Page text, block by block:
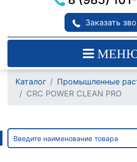
Заказать
Каталог
Промышленные
CRC POWER CLEAN PRO